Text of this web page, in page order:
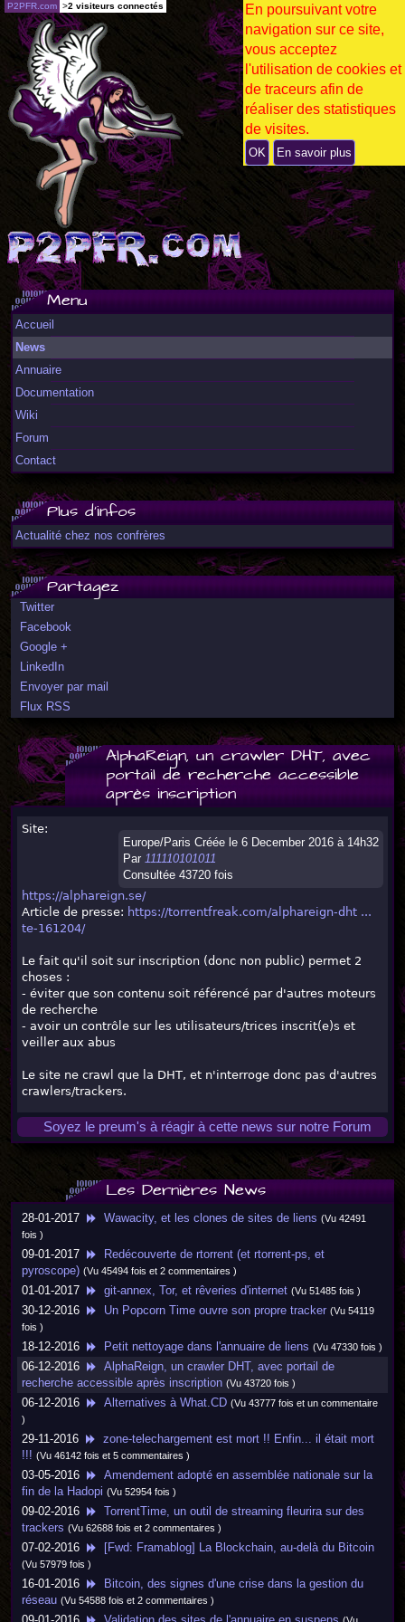
Menu
Accueil
News
Annuaire
Documentation
Wiki
Forum
Contact
Plus d'infos
Actualité chez nos confrères
Partagez
Twitter
Facebook
Google +
LinkedIn
Envoyer par mail
Flux RSS
AlphaReign, un crawler DHT, avec
portail de recherche accessible
après inscription
Europe/Paris Créée le 6 December 2016 à 14h32
Par 111110101011
Consultée 43720 fois
Site:
https://alphareign.se/
Article de presse: https://torrentfreak.com/alphareign-dht ...
te-161204/
Le fait qu'il soit sur inscription (donc non public) permet 2
choses :
- éviter que son contenu soit référencé par d'autres moteurs
de recherche
- avoir un contrôle sur les utilisateurs/trices inscrit(e)s et
veiller aux abus
Le site ne crawl que la DHT, et n'interroge donc pas d'autres
crawlers/trackers.
Soyez le preum's à réagir à cette news sur notre Forum
Les Dernières News
28-01-2017 Wawacity, et les clones de sites de liens (Vu 42491
fois )
09-01-2017
Redécouverte de rtorrent (et rtorrent-ps, et
pyroscope) (Vu 45494 fois et 2 commentaires )
01-01-2017 git-annex, Tor, et rêveries d'internet (Vu 51485 fois )
30-12-2016 Un Popcorn Time ouvre son propre tracker (Vu 54119
fois )
18-12-2016 Petit nettoyage dans l'annuaire de liens (Vu 47330 fois )
06-12-2016
AlphaReign, un crawler DHT, avec portail de
recherche accessible après inscription (Vu 43720 fois )
06-12-2016 Alternatives à What.CD (Vu 43777 fois et un commentaire
)
29-11-2016
zone-telechargement est mort !! Enfin... il était mort
!!! (Vu 46142 fois et 5 commentaires )
03-05-2016
Amendement adopté en assemblée nationale sur la
fin de la Hadopi (Vu 52954 fois )
09-02-2016
TorrentTime, un outil de streaming fleurira sur des
trackers (Vu 62688 fois et 2 commentaires )
07-02-2016 [Fwd: Framablog] La Blockchain, au-delà du Bitcoin
(Vu 57979 fois )
16-01-2016
Bitcoin, des signes d'une crise dans la gestion du
réseau (Vu 54588 fois et 2 commentaires )
P2PFR.com >2 visiteurs connectés
En poursuivant votre
navigation sur ce site,
vous acceptez
l'utilisation de cookies et
de traceurs afin de
réaliser des statistiques
de visites.
OK En savoir plus